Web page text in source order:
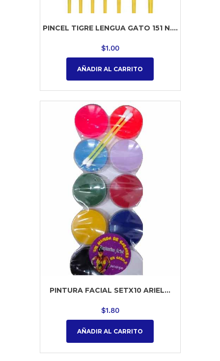
PINCEL TIGRE LENGUA GATO 151 N....
$1.00
AÑADIR AL CARRITO
PINTURA FACIAL SETX10 ARIEL...
$1.80
AÑADIR AL CARRITO